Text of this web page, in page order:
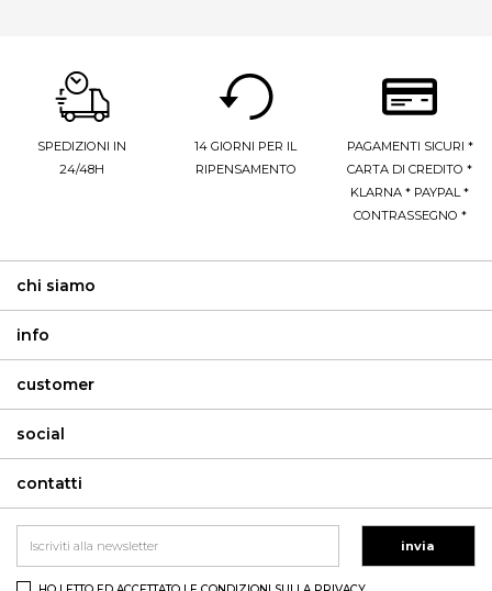
SPEDIZIONI IN
24/48H
14 GIORNI PER IL
RIPENSAMENTO
PAGAMENTI SICURI *
CARTA DI CREDITO *
KLARNA * PAYPAL *
CONTRASSEGNO *
chi siamo
info
customer
social
contatti
invia